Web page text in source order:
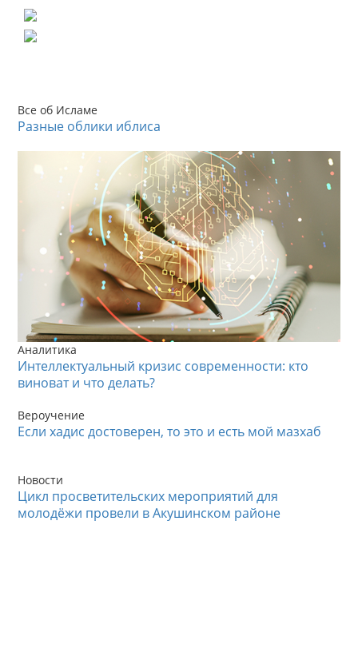
Все об Исламе
Разные облики иблиса
Аналитика
Интеллектуальный кризис современности: кто
виноват и что делать?
Вероучение
Если хадис достоверен, то это и есть мой мазхаб
Новости
Цикл просветительских мероприятий для
молодёжи провели в Акушинском районе